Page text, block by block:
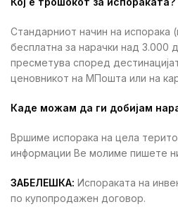
Стандарниот начин на испорака
бесплатна за нарачки над 3.000
пресметува според
ценовникот на МПошта или на
Каде можам да ги добијам
Вршиме испорака на цела
информации Ве молиме пишете
ЗАБЕЛЕШКА: Испораката на
по купопродажен договор.